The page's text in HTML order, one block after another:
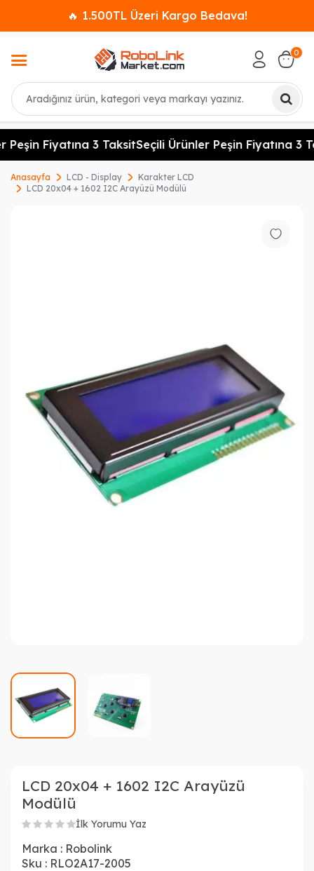
🔥 1.500TL Üzeri Kargo Bedava!
Ara
0
Peşin Fiyatına 3 TaksitSeçili Ürünler Peşin Fiyatına 3
Anasayfa LCD - Display
Karakter LCD
LCD 20x04 + 1602 I2C Arayüzü Modülü
LCD 20x04 + 1602 I2C Arayüzü
Modülü
İlk Yorumu Yaz
Marka : Robolink
Sku : RLO2A17-2005